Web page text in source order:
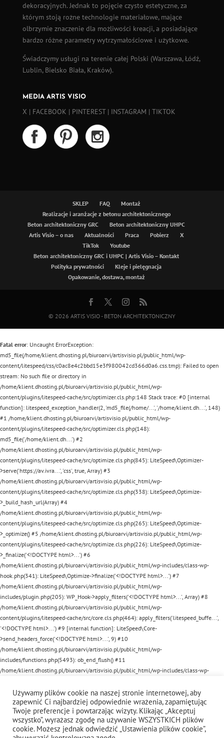
dekoracyjnych. Jednak to pojęcie czysto estetyczne, za
którym stoją rożne technologie materiałowe, mające
olbrzymie znaczenie dla możliwości kreacji, a posiadające
bardzo różne parametry wytrzymałościowe i użytkowe.
Świadczymy usługi na terenie całej Polski (Warszawa,Łódź,
Lublin, Bielsko Biała, Kraków).
MEDIA ARTIS VISIO
X | FACEBOOK | PINTEREST| INSTAGRAM | TIKTOK
SKLEP FAQ
Montaż
Realizacje i aranżacje z betonu architektonicznego
Beton architektoniczny GRC
Beton architektoniczny UHPC
Artis Visio – o nas
Aktualności Praca Pobierz
X
TikTok
Youtube
Beton architektoniczny GRC i UHPC | Artis Visio – Kontakt
Polityka prywatności
Kleje i pielęgnacja
Opakowanie, dostawa, montaż
© 2026 ARTIS VISIO - BETON ARCHITEKTONICZNY
Używamy plików cookie na naszej stronie internetowej, aby
zapewnić Ci najbardziej odpowiednie wrażenia, zapamiętując
Twoje preferencje i powtarzając wizyty. Klikając „Akceptuj
wszystko”, wyrażasz zgodę na używanie WSZYSTKICH plików
cookie. Możesz jednak odwiedzić „Ustawienia plików cookie”,
Fatal error: Uncaught ErrorException:
md5_file(/home/klient.dhosting.pl/biuroarvi/artisvisio.pl/public_html/wp-
content/litespeed/css/c0ac8e4c2bbd15e3f980042cd366d0a6.css.tmp): Failed to open
stream: No such file or directory in
/home/klient.dhosting.pl/biuroarvi/artisvisio.pl/public_html/wp-
content/plugins/litespeed-cache/src/optimizer.cls.php:148 Stack trace: #0 [internal
function]: litespeed_exception_handler(2, 'md5_file(/home/...', '/home/klient.dh...', 148)
#1 /home/klient.dhosting.pl/biuroarvi/artisvisio.pl/public_html/wp-
content/plugins/litespeed-cache/src/optimizer.cls.php(148):
md5_file('/home/klient.dh...') #2
/home/klient.dhosting.pl/biuroarvi/artisvisio.pl/public_html/wp-
content/plugins/litespeed-cache/src/optimize.cls.php(845): LiteSpeed\Optimizer-
>serve('https://av.ivra...', 'css', true, Array) #3
/home/klient.dhosting.pl/biuroarvi/artisvisio.pl/public_html/wp-
content/plugins/litespeed-cache/src/optimize.cls.php(338): LiteSpeed\Optimize-
>_build_hash_url(Array) #4
/home/klient.dhosting.pl/biuroarvi/artisvisio.pl/public_html/wp-
content/plugins/litespeed-cache/src/optimize.cls.php(265): LiteSpeed\Optimize-
>_optimize() #5 /home/klient.dhosting.pl/biuroarvi/artisvisio.pl/public_html/wp-
content/plugins/litespeed-cache/src/optimize.cls.php(226): LiteSpeed\Optimize-
>_finalize('<!DOCTYPE html>...') #6
/home/klient.dhosting.pl/biuroarvi/artisvisio.pl/public_html/wp-includes/class-wp-
hook.php(341): LiteSpeed\Optimize->finalize('<!DOCTYPE html>...') #7
/home/klient.dhosting.pl/biuroarvi/artisvisio.pl/public_html/wp-
includes/plugin.php(205): WP_Hook->apply_filters('<!DOCTYPE html>...', Array) #8
/home/klient.dhosting.pl/biuroarvi/artisvisio.pl/public_html/wp-
content/plugins/litespeed-cache/src/core.cls.php(464): apply_filters('litespeed_buffe...',
'<!DOCTYPE html>...') #9 [internal function]: LiteSpeed\Core-
>send_headers_force('<!DOCTYPE html>...', 9) #10
/home/klient.dhosting.pl/biuroarvi/artisvisio.pl/public_html/wp-
includes/functions.php(5493): ob_end_flush() #11
/home/klient.dhosting.pl/biuroarvi/artisvisio.pl/public_html/wp-includes/class-wp-
/home/klient.dhosting.pl/biuroarvi/artisvisio.pl/public_html/wp-includes/class-wp-
hook.php(365): WP_Hook->apply_filters(NULL, Array) #13
/home/klient.dhosting.pl/biuroarvi/artisvisio.pl/public_html/wp-
includes/plugin.php(522): WP_Hook->do_action(Array) #14
/home/klient.dhosting.pl/biuroarvi/artisvisio.pl/public_html/wp-